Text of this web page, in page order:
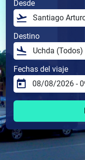
Desde
Destino
Fechas del viaje